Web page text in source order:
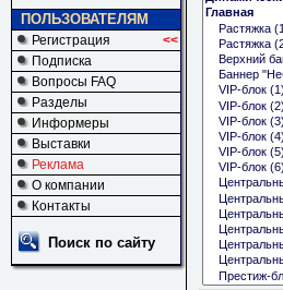
ПОЛЬЗОВАТЕЛЯМ
Регистрация
<<
Подписка
Вопросы FAQ
Разделы
Информеры
Выставки
Реклама
О компании
Контакты
Поиск по сайту